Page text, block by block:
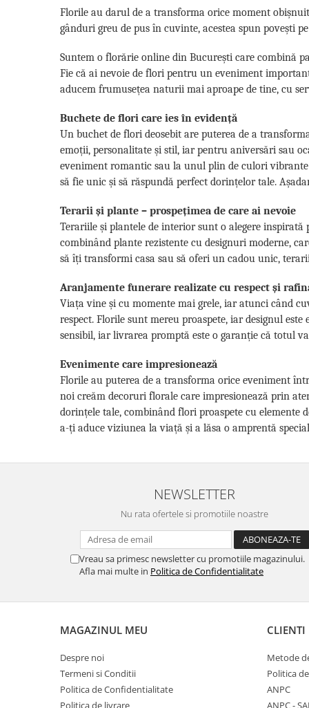
Florile au darul de a transforma orice moment
gânduri greu de pus în cuvinte, acestea spun povești
Suntem o florărie online din București care combină
Fie că ai nevoie de flori pentru un eveniment
aducem frumusețea naturii mai aproape de tine, cu
Buchete de flori care ies în evidență
Un buchet de flori deosebit are puterea de a
emoții, personalitate și stil, iar pentru aniversări sau
eveniment romantic sau la unul plin de culori
să fie unic și să răspundă perfect dorințelor tale.
Terarii și plante – prospețimea de care ai nevoie
Terariile și plantele de interior sunt o alegere
combinând plante rezistente cu designuri moderne,
să îți transformi casa sau să oferi un cadou unic,
Aranjamente funerare realizate cu respect și
Viața vine și cu momente mai grele, iar atunci când
respect. Florile sunt mereu proaspete, iar designul
sensibil, iar livrarea promptă este o garanție că totul
Evenimente care impresionează
Florile au puterea de a transforma orice eveniment
noi creăm decoruri florale care impresionează prin
dorințele tale, combinând flori proaspete cu elemente
a-ți aduce viziunea la viață și a lăsa o amprentă
NEWSLETTER
Nu rata ofertele si promotiile noastre
Vreau sa primesc newsletter cu promotiile magazinului.
Afla mai multe in Politica de Confidentialitate
MAGAZINUL MEU
Despre noi
Termeni si Conditii
Politica de Confidentialitate
Politica de livrare
CLIENTI
Metode
Politica
ANPC
ANPC -